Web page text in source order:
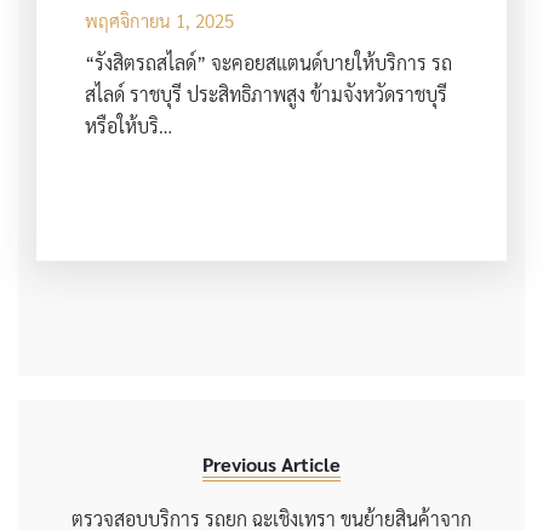
พฤศจิกายน 1, 2025
“รังสิตรถสไลด์” จะคอยสแตนด์บายให้บริการ รถ
สไลด์ ราชบุรี ประสิทธิภาพสูง ข้ามจังหวัดราชบุรี
หรือให้บริ…
Previous Article
ตรวจสอบบริการ รถยก ฉะเชิงเทรา ขนย้ายสินค้าจาก